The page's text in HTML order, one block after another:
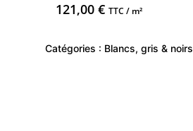
121,00€ TTC / m²
Catégories : Blancs, gris & noirs